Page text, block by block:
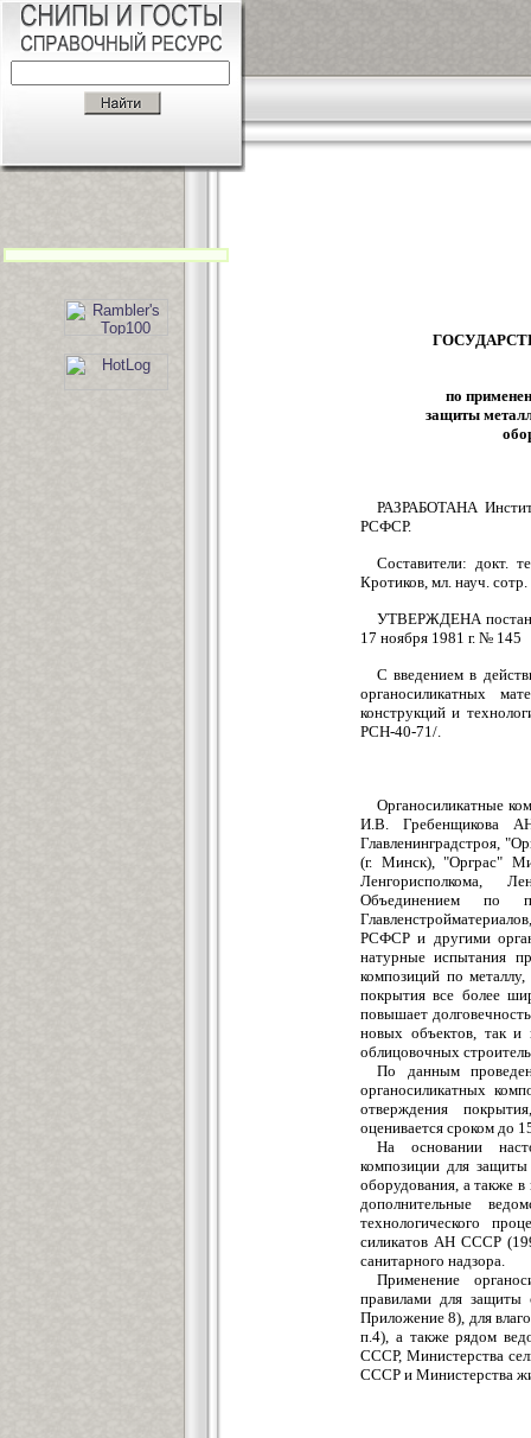
по
защиты
РАЗРАБОТАНА
РСФСР.
Составители: докт.
Кротиков, мл. науч.
УТВЕРЖДЕНА
17 ноября 1981 г. № 145
С введением в
органосиликатных
конструкций и
РСН-40-71/.
Органосиликатные
И.В. Гребенщикова
Главленинградстроя,
(г. Минск), "Орграс"
Ленгорисполкома,
Объединением по
РСФСР и другими
натурные испытания
композиций по
покрытия все более
повышает
новых объектов, так и
облицовочных
По данным
органосиликатных
отверждения
оценивается сроком до
На основании
композиции для защиты
оборудования, а также в
дополнительные
технологического
силикатов АН СССР
санитарного надзора.
Применение
правилами для
Приложение 8), для
п.4), а также рядом
СССР, Министерства
СССР и Министерства